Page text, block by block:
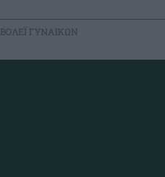
ΒΟΛΕΪ ΓΥΝΑΙΚΩΝ